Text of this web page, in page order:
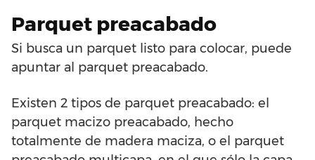
Parquet preacabado
Si busca un parquet listo para colocar, puede
apuntar al parquet preacabado.
Existen 2 tipos de parquet preacabado: el
parquet macizo preacabado, hecho
totalmente de madera maciza, o el parquet